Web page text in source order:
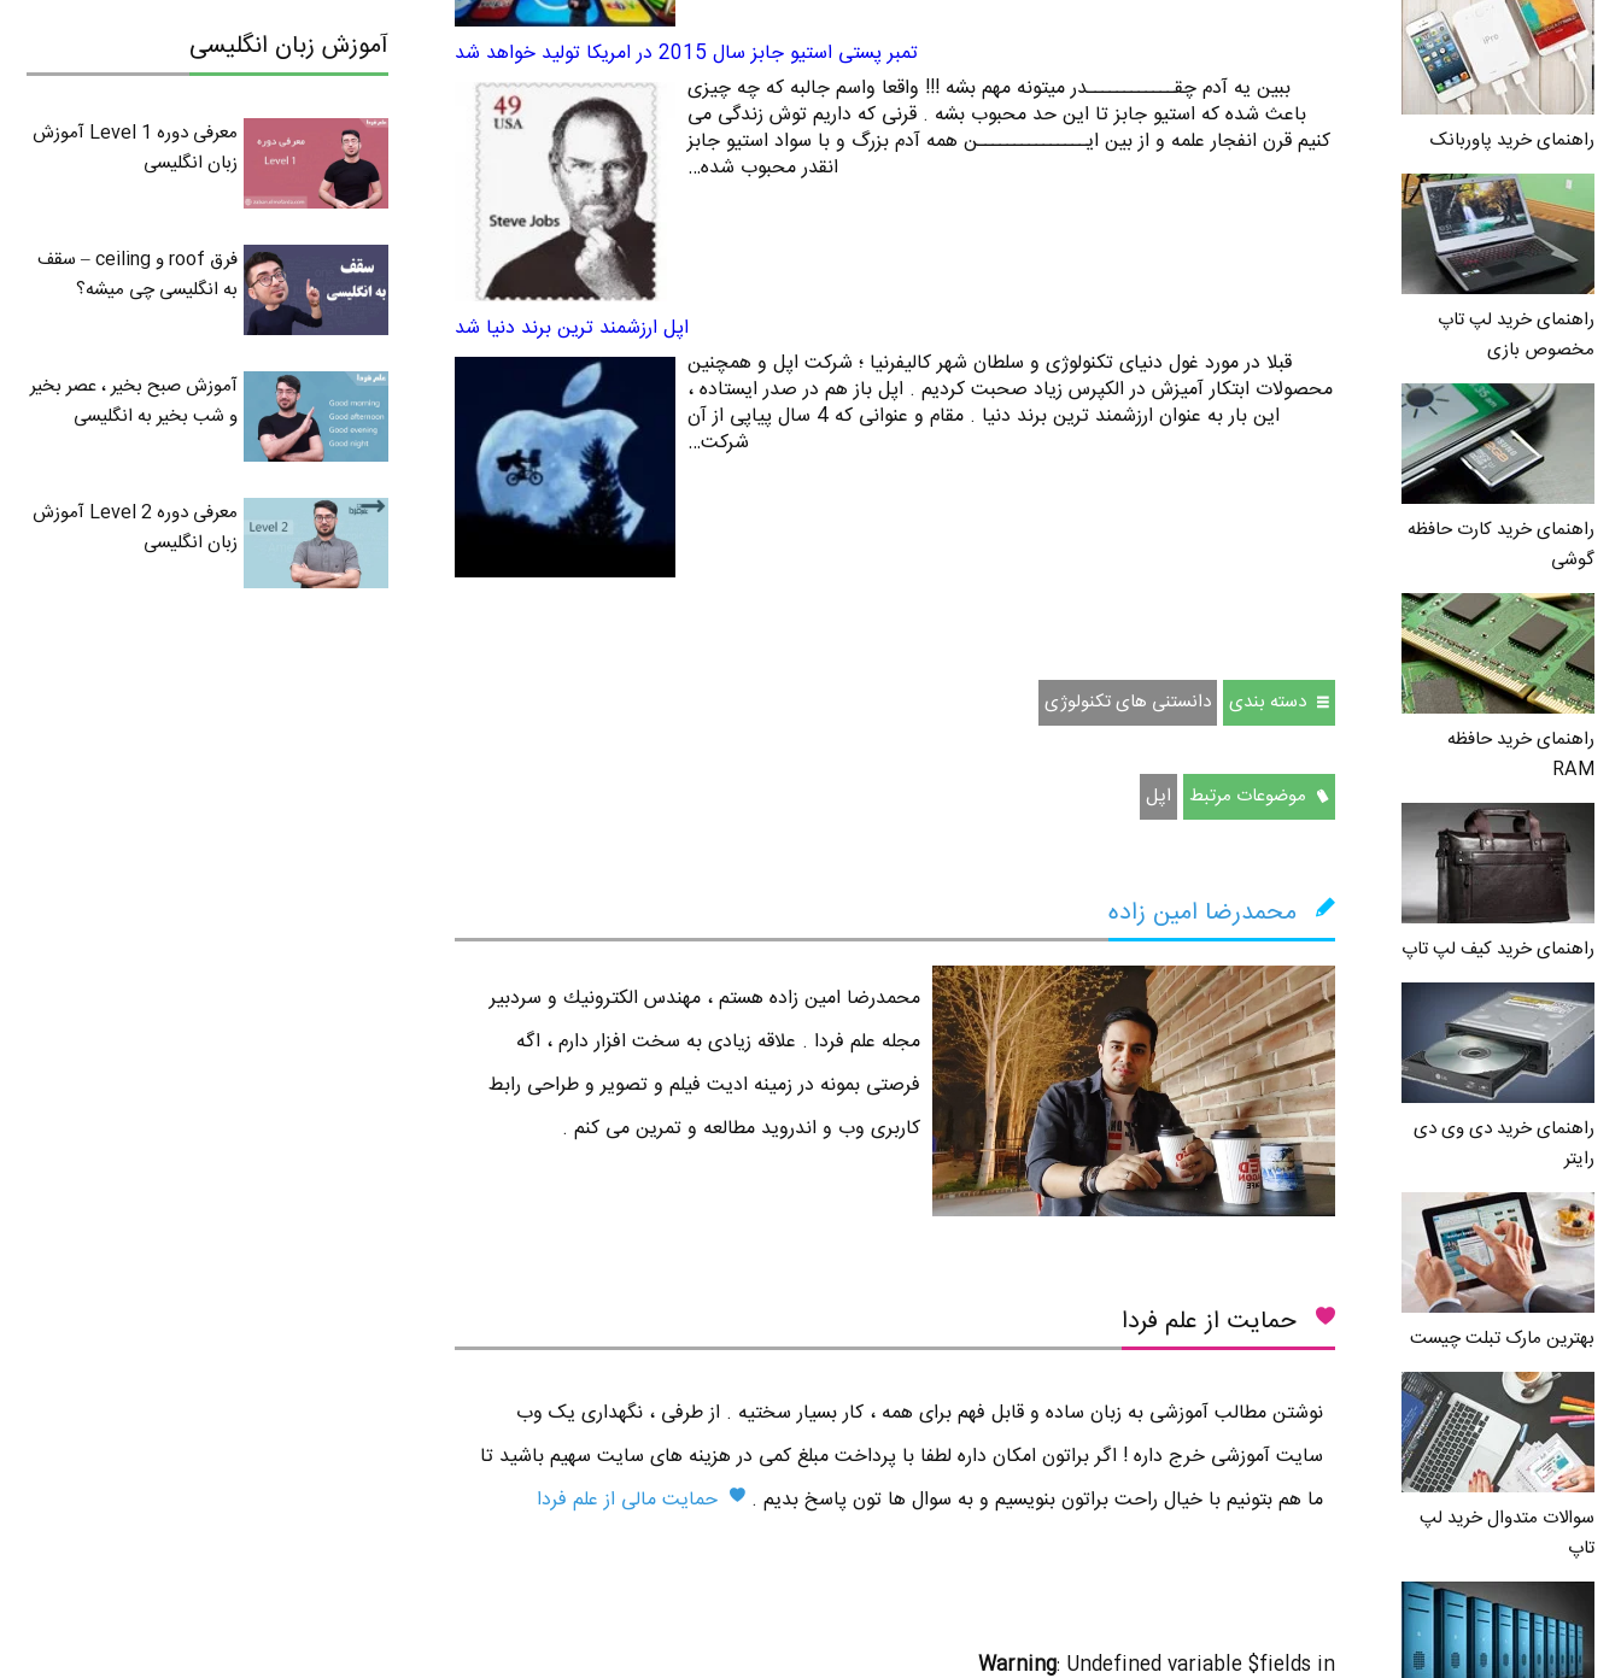
راهنمای خرید پاوربانک
راهنمای خرید لپ تاپ
مخصوص بازی
راهنمای خرید کارت حافظه
گوشی
راهنمای خرید حافظه
RAM
راهنمای خرید کیف لپ تاپ
راهنمای خرید دی وی دی
رایتر
بهترین مارک تبلت چیست
سوالات متدوال خرید لپ
تاپ
تمبر پستی استیو جابز سال 2015 در امریکا تولید خواهد شد
ببین یه آدم چقــــــــــــدر میتونه مهم بشه !!! واقعا واسم جالبه که چه چیزی
باعث شده که استیو جابز تا این حد محبوب بشه . قرنی که داریم توش زندگی می
کنیم قرن انفجار علمه و از بین ایـــــــــــــــن همه آدم بزرگ و با سواد استیو جابز
انقدر محبوب شده…
اپل ارزشمند ترین برند دنیا شد
قبلا در مورد غول دنیای تکنولوژی و سلطان شهر کالیفرنیا ؛ شرکت اپل و همچنین
محصولات ابتکار آمیزش در الکپرس زیاد صحبت کردیم . اپل باز هم در صدر ایستاده ،
این بار به عنوان ارزشمند ترین برند دنیا . مقام و عنوانی که 4 سال پیاپی از آن
شرکت…
دسته بندی دانستنی های تکنولوژی
موضوعات مرتبط اپل
محمدرضا امین زاده
محمدرضا امين زاده هستم ، مهندس الكترونيك و سردبير
مجله علم فردا . علاقه زیادی به سخت افزار دارم ، اگه
فرصتی بمونه در زمینه ادیت فیلم و تصویر و طراحی رابط
کاربری وب و اندروید مطالعه و تمرین می کنم .
حمایت از علم فردا
نوشتن مطالب آموزشی به زبان ساده و قابل فهم برای همه ، کار بسیار سختیه . از طرفی ، نگهداری یک وب
سایت آموزشی خرج داره ! اگر براتون امکان داره لطفا با پرداخت مبلغ کمی در هزینه های سایت سهیم باشید تا
ما هم بتونیم با خیال راحت براتون بنویسیم و به سوال ها تون پاسخ بدیم .
حمایت مالی از علم فردا
Warning: Undefined variable $fields in
آموزش زبان انگلیسی
معرفی دوره Level 1 آموزش
زبان انگلیسی
فرق roof و ceiling – سقف
به انگلیسی چی میشه؟
آموزش صبح بخیر ، عصر بخیر
و شب بخیر به انگلیسی
معرفی دوره Level 2 آموزش
زبان انگلیسی